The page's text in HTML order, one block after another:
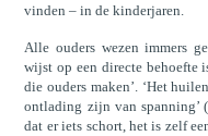
vinden – in de kinderjaren.
Alle ouders wezen immers
wijst op een directe behoefte
die ouders maken’. ‘Het
ontlading zijn van spanning’
dat er iets schort, het is zelf